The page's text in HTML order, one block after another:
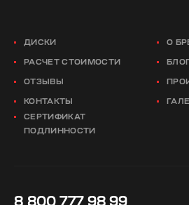
ДИСКИ О
РАСЧЕТ СТОИМОСТИ
ОТЗЫВЫ
КОНТАКТЫ
СЕРТИФИКАТ
ПОДЛИННОСТИ
8 800 777 98 99